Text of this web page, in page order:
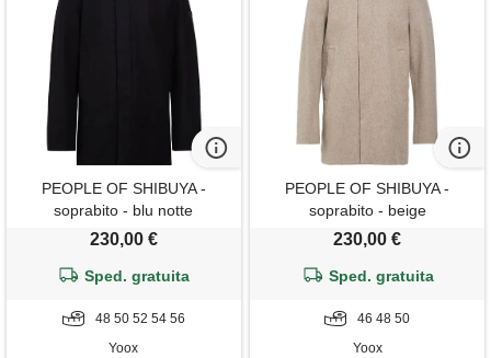
PEOPLE OF SHIBUYA -
soprabito - blu notte
230,00 €
Sped. gratuita
48 50 52 54 56
Yoox
PEOPLE OF SHIBUYA -
soprabito - beige
230,00 €
Sped. gratuita
46 48 50
Yoox